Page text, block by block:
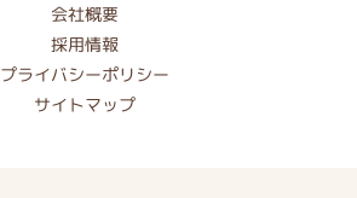
会社概要
採用情報
プライバシーポリシー
サイトマップ